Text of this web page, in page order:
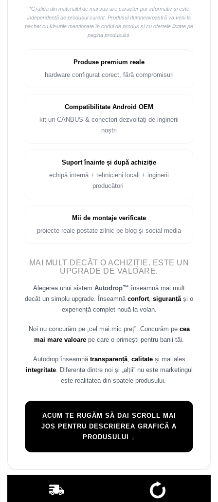
*Grafica din materialul de mai sus are caracter pur informativ și este
independentă de produsul curent. Produsul dumneavoastră va veni la
pachet cu kit-urile menționate în codul de produs și cu ofertele listate pe
pagina produsului.
Produse premium reale
hardware configurat corect, fără compromisuri
Compatibilitate Android OEM
kit-uri CANBUS & conectori dezvoltați de inginerii
noștri
Suport înainte și după achiziție
echipă internă + tehnicieni locali + inginerii
producători
Mii de montaje verificate
proiecte reale postate zilnic pe blog și social media
MAI MULT DECÂT O ACHIZIȚIE. ESTE UN
UPGRADE DE VALOARE.
Alegerea unui sistem Autodrop™ înseamnă mai mult
decât un simplu upgrade. Înseamnă confort, siguranțăși o
experiență complet nouă la volan.
Noi nu concurăm pe „cel mai mic preț”. Concurăm pe cea
mai mare valoare pe care o primești pentru banii tăi.
Autodrop înseamnă transparență, calitateși mai ales
integritate. Diferența dintre noi și „alții” nu este marketingul
— este realitatea din spatele produsului.
ACUM TE RUGĂM SĂ DAI SCROLL MAI
JOS PENTRU DESCRIEREA GRAFICĂ A
PRODUSULUI ↓